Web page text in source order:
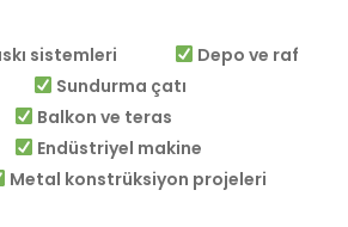
askı sistemleri
Depo ve raf
Sundurma çatı
Balkon ve teras
Endüstriyel makine
Metal konstrüksiyon projeleri